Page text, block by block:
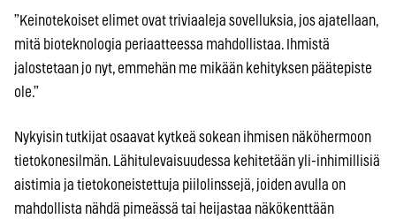
”Keinotekoiset elimet ovat triviaaleja sovelluksia, jos ajatellaan,
mitä bioteknologia periaatteessa mahdollistaa. Ihmistä
jalostetaan jo nyt, emmehän me mikään kehityksen päätepiste
ole.”
Nykyisin tutkijat osaavat kytkeä sokean ihmisen näköhermoon
tietokonesilmän. Lähitulevaisuudessa kehitetään yli-inhimillisiä
aistimia ja tietokoneistettuja piilolinssejä, joiden avulla on
mahdollista nähdä pimeässä tai heijastaa näkökenttään